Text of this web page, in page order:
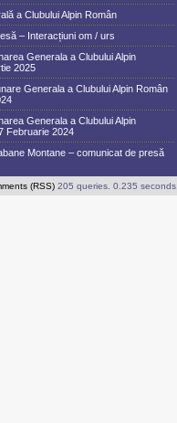
a Clubului Alpin Român
– Interacțiuni om / urs
Generala a Clubului Alpin
2025
Generala a Clubului Alpin Român
Generala a Clubului Alpin
Februarie 2024
Montane – comunicat de presă
(RSS) 205 queries. 0.235 seconds.